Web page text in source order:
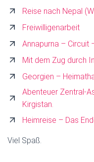
Reise nach Nepal
Freiwilligenarbeit
Annapurna – Circuit
Mit dem Zug durch
Georgien –
Abenteuer Zentral-
Kirgistan.
Heimreise – Das
Viel Spaß.